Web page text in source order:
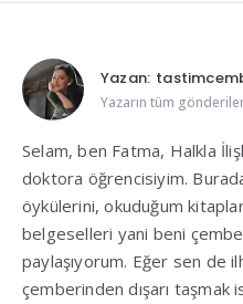
Yazan:
Yazarın tüm
Selam, ben Fatma, Halkla
doktora öğrencisiyim.
öykülerini, okuduğum
belgeselleri yani beni
paylaşıyorum. Eğer sen de
çemberinden dışarı